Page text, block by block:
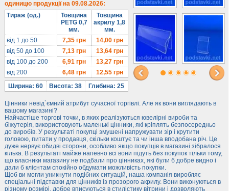
Ящики з акрилу
Цінники
Засоби захисту
Інформ. стенди
Підлогові стійки
одиницю продукції на 09.08.2026:
Тираж (од.)
Товщина
PETG 0,7
мм.
Товщина
акрилу 1,8
мм.
від 1 до 50
7,35грн 14,00грн
від 50 до 100
7,13грн 13,64грн
від 100 до 200
6,91грн 13,27грн
від 200
6,48грн 12,55грн
Ширина: 60
Висота: 38 Глибина: 25
Цінники невід`ємний атрибут сучасної торгівлі. Але як вони виглядають в
вашому магазині?
Найчастіше торгові точки, в яких реалізуються ювелірні вироби та
біжутерія, використовують маленькі цінники, які кріплять безпосередньо
до виробів. У результаті покупці змушені напружувати зір і крутити
головою, питати у продавця, скільки коштує та чи інша вподобана річ. Це
дуже нервує обидві сторони, особливо якщо покупців в магазині зібралося
кілька. В результаті майже напевно всі вони підуть без покупок тільки тому,
що власники магазину не подбали про цінниках, які були б добре видно і
дали б клієнтам спокійно обдумати можливість покупки.
Щоб ви могли уникнути подібних ситуацій, наша компанія виробляє
спеціальні підставки для цінників із прозорого акрилу. Вони виконуються в
різному розмірі, добре вписуються в стилістику вітрини і дозволяють